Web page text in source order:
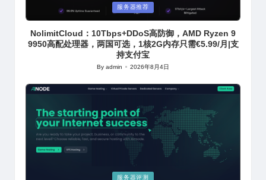
Posted
in
服务器推荐
NolimitCloud：10Tbps+DDoS高防御，AMD Ryzen 9
9950高配处理器，两国可选，1核2G内存只需€5.99/月|支
持支付宝
Posted
Byadmin 2026年8月4日
服务器评测